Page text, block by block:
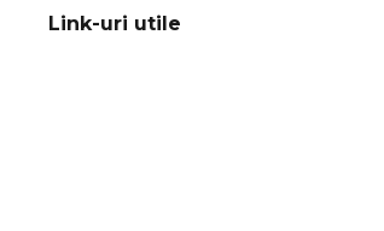
Link-uri utile